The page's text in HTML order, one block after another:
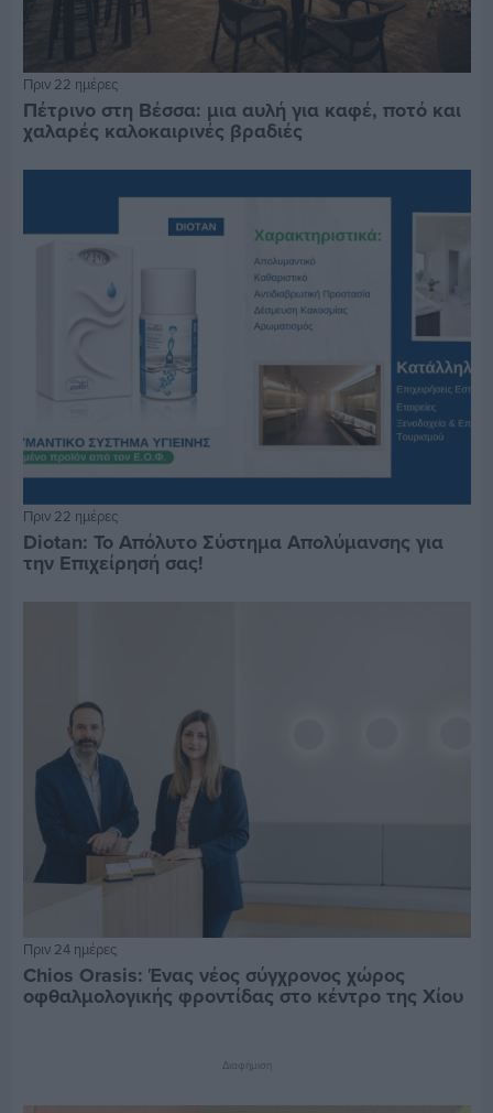
Πριν 22 ημέρες
Πέτρινο στη Βέσσα: μια αυλή για καφέ, ποτό και
χαλαρές καλοκαιρινές βραδιές
Πριν 22 ημέρες
Diotan: Το Απόλυτο Σύστημα Απολύμανσης για
την Επιχείρησή σας!
Πριν 24 ημέρες
Chios Orasis: Ένας νέος σύγχρονος χώρος
οφθαλμολογικής φροντίδας στο κέντρο της Χίου
Διαφήμιση